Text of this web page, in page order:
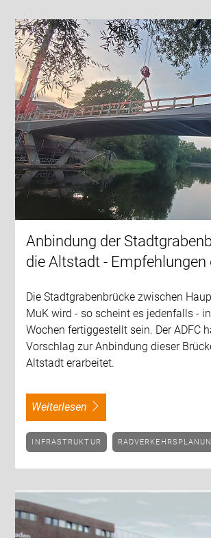
Anbindung der
die Altstadt - Empfehlungen
Die Stadtgrabenbrücke zwischen
MuK wird - so scheint es jedenfalls -
Wochen fertiggestellt sein. Der ADFC
Vorschlag zur Anbindung dieser
Altstadt erarbeitet.
weiterlesen
INFRASTRUKTUR